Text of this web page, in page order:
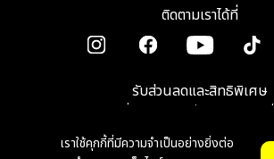
เราใช้คุกกี้ที่มีความจำเป็นอย่างยิ่งต่อ
ติดตามเราได้ที่
รับส่วนลดและสิทธิพิเศษ
เมื่อลงทะเบียนรับข่าวสาร รีวิว โปรโมชั่น